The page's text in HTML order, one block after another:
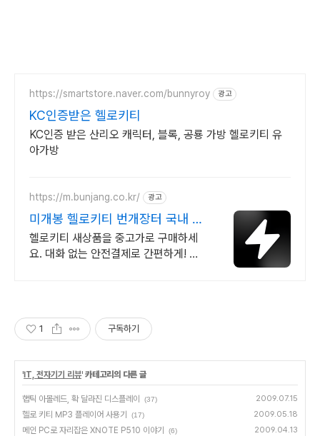
https://smartstore.naver.com/bunnyroy 광고
KC인증받은 헬로키티
KC인증 받은 산리오 캐릭터, 블록, 공룡 가방 헬로키티 유
아가방
https://m.bunjang.co.kr/ 광고
미개봉 헬로키티 번개장터 국내 최
대 브랜드 중고거래
헬로키티 새상품을 중고가로 구매하세
요. 대화 없는 안전결제로 간편하게! 전
1 구독하기
'IT, 전자기기 리뷰' 카테고리의 다른 글
햅틱 아몰레드, 확 달라진 디스플레이 (37) 2009.07.15
헬로 키티 MP3 플레이어 사용기 (17) 2009.05.18
메인 PC로 자리잡은 XNOTE P510 이야기 (6) 2009.04.13